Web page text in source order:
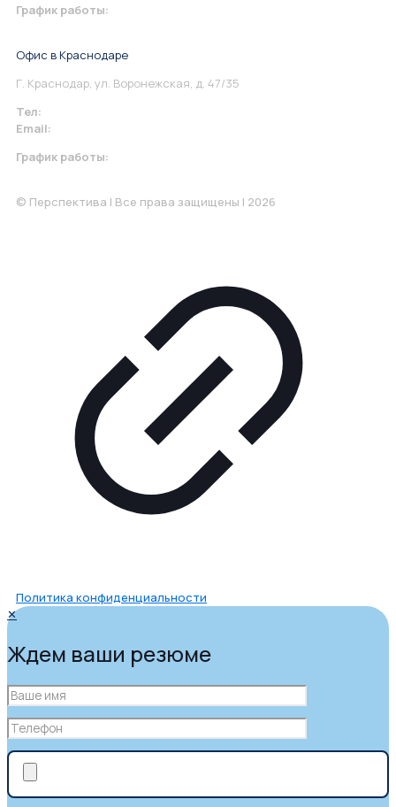
График работы:
Офис в Краснодаре
Г. Краснодар, ул. Воронежская, д. 47/35
Тел:
Email:
График работы:
© Перспектива | Все права защищены | 2026
Политика конфиденциальности
✕
Ждем ваши резюме